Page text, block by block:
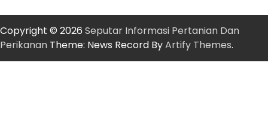
Copyright © 2026 Seputar Informasi Pertanian Dan
Perikanan Theme: News Record ByArtify Themes.